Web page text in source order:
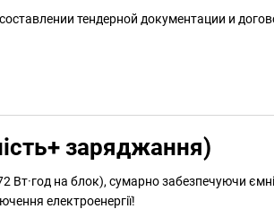
тендерной документации и
заряджання)
на блок), сумарно забезпечуючи
електроенергії!